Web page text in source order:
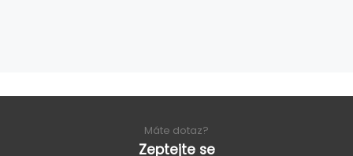
Máte dotaz?
Zeptejte se